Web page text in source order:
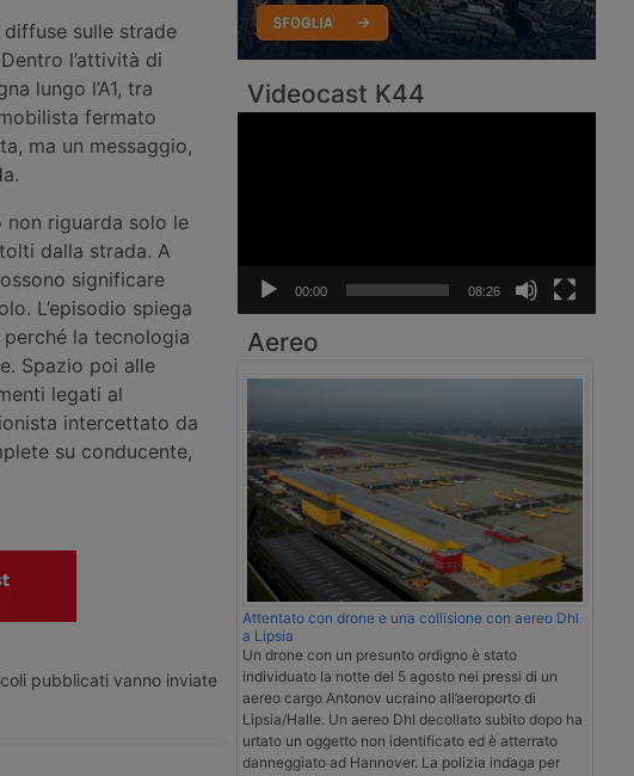
sulle strade
l’attività di
lungo l’A1, tra
fermato
ma un messaggio,
riguarda solo le
dalla strada. A
significare
L’episodio spiega
la tecnologia
Spazio poi alle
legati al
intercettato da
su conducente,
pubblicati vanno inviate
Videocast K44
00:00 08:26
Aereo
Attentato con drone e una collisione con aereo Dhl
a Lipsia
Un drone con un presunto ordigno è stato
individuato la notte del 5 agosto nei pressi di un
aereo cargo Antonov ucraino all’aeroporto di
Lipsia/Halle. Un aereo Dhl decollato subito dopo ha
urtato un oggetto non identificato ed è atterrato
danneggiato ad Hannover. La polizia indaga per